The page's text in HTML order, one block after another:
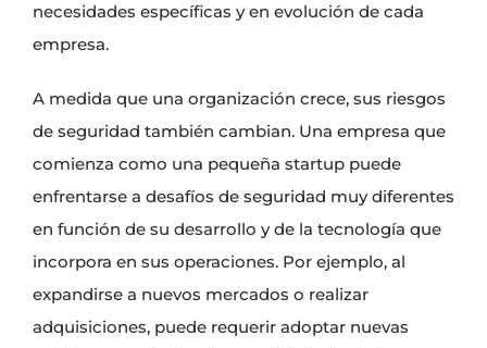
necesidades específicas y en evolución de cada
empresa.
A medida que una organización crece, sus riesgos
de seguridad también cambian. Una empresa que
comienza como una pequeña startup puede
enfrentarse a desafíos de seguridad muy diferentes
en función de su desarrollo y de la tecnología que
incorpora en sus operaciones. Por ejemplo, al
expandirse a nuevos mercados o realizar
adquisiciones, puede requerir adoptar nuevas